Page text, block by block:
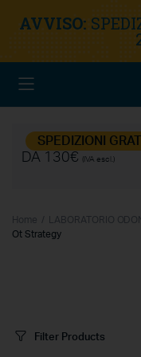
AVVISO:
SPEDIZIONI
DA 130€
(IVA escl.)
Home LABORATORIO
Ot Strategy
Filter Products